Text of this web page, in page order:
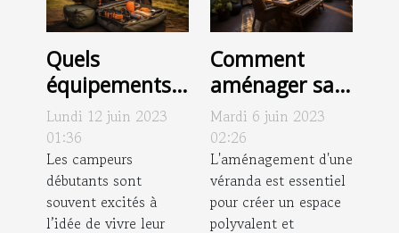
Quels
équipements
pour votre
première
aventure de
camping ?
Lundi 12 juin 2023
01:36
Les campeurs
débutants sont
souvent excités à
l’idée de vivre leur
Comment
aménager sa
véranda ?
Mardi 6 juin 2023
02:26
L'aménagement d'une
véranda est essentiel
pour créer un espace
polyvalent et